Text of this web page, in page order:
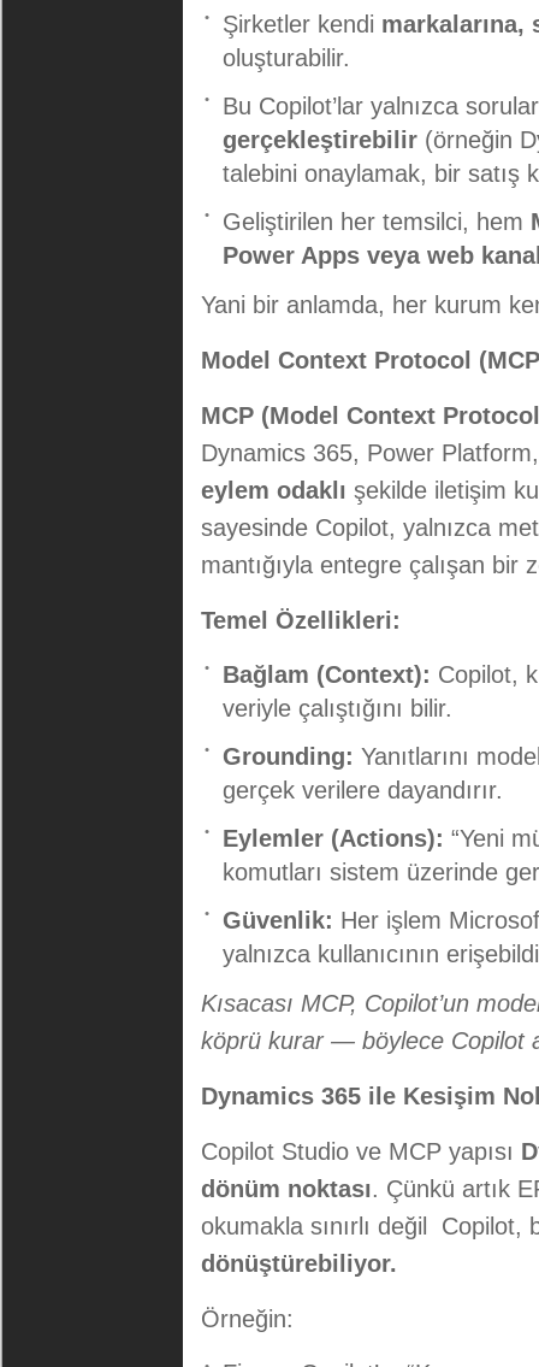
Şirketler kendi
oluşturabilir.
Bu Copilot’lar yalnızca
gerçekleştirebilir (örneğin
talebini onaylamak, bir satış
Geliştirilen her temsilci, hem
Power Apps veya web
Yani bir anlamda, her kurum
Model Context Protocol
MCP (Model Context
Dynamics 365, Power
eylem odaklı şekilde iletişim
sayesinde Copilot, yalnızca
mantığıyla entegre çalışan bir
Temel Özellikleri:
Bağlam (Context): Copilot,
veriyle çalıştığını bilir.
Grounding: Yanıtlarını
gerçek verilere dayandırır.
Eylemler (Actions): “Yeni
komutları sistem üzerinde
Güvenlik: Her işlem
yalnızca kullanıcının
Kısacası MCP, Copilot’un
köprü kurar — böylece Copilot
Dynamics 365 ile Kesişim
Copilot Studio ve MCP yapısı
dönüm noktası. Çünkü artık
okumakla sınırlı değil
dönüştürebiliyor.
Örneğin: